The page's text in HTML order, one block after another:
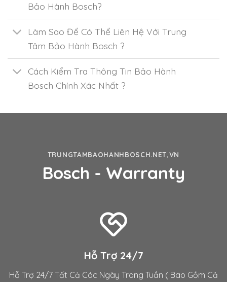
Bảo Hành Bosch?
Làm Sao Để Có Thể Liên Hệ Với Trung
Tâm Bảo Hành Bosch ?
Cách Kiểm Tra Thông Tin Bảo Hành
Bosch Chính Xác Nhất ?
TRUNGTAMBAOHANHBOSCH.NET,VN
Bosch - Warranty
Hỗ Trợ 24/7
Hỗ Trợ 24/7 Tất Cả Các Ngày Trong Tuần ( Bao Gồm Cả